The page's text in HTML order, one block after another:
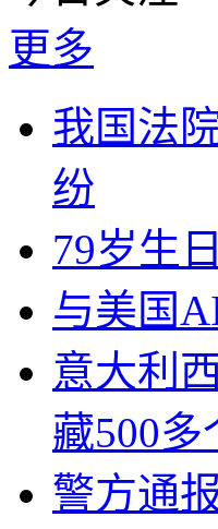
更多
我国法
纷
79岁生
与美国
意大利
藏500
警方通